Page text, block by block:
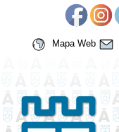
Mapa Web